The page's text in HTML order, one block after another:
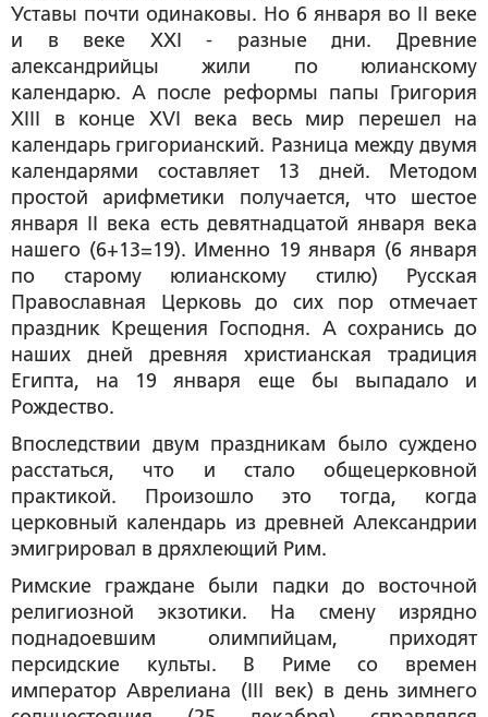
Уставы почти одинаковы. Но 6 января во II веке
и в веке XXI - разные дни. Древние
александрийцы жили по юлианскому
календарю. А после реформы папы Григория
XIII в конце XVI века весь мир перешел на
календарь григорианский. Разница между двумя
календарями составляет 13 дней. Методом
простой арифметики получается, что шестое
января II века есть девятнадцатой января века
нашего (6+13=19). Именно 19 января (6 января
по старому юлианскому стилю) Русская
Православная Церковь до сих пор отмечает
праздник Крещения Господня. А сохранись до
наших дней древняя христианская традиция
Египта, на 19 января еще бы выпадало и
Рождество.
Впоследствии двум праздникам было суждено
расстаться, что и стало общецерковной
практикой. Произошло это тогда, когда
церковный календарь из древней Александрии
эмигрировал в дряхлеющий Рим.
Римские граждане были падки до восточной
религиозной экзотики. На смену изрядно
поднадоевшим олимпийцам, приходят
персидские культы. В Риме со времен
император Аврелиана (III век) в день зимнего